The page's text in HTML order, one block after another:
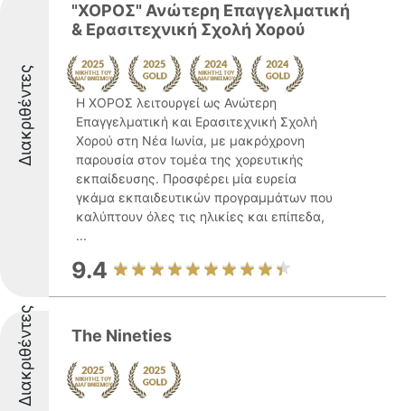
Διακριθέντες
"ΧΟΡΟΣ" Ανώτερη Επαγγελματική
& Ερασιτεχνική Σχολή Χορού
Η ΧΟΡΟΣ λειτουργεί ως Ανώτερη
Επαγγελματική και Ερασιτεχνική Σχολή
Χορού στη Νέα Ιωνία, με μακρόχρονη
παρουσία στον τομέα της χορευτικής
εκπαίδευσης. Προσφέρει μία ευρεία
γκάμα εκπαιδευτικών προγραμμάτων που
καλύπτουν όλες τις ηλικίες και επίπεδα,
...
9.4
Διακριθέντες The Nineties